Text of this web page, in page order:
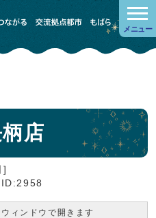
メニュー
店
]
ID:2958
ィンドウで開きます